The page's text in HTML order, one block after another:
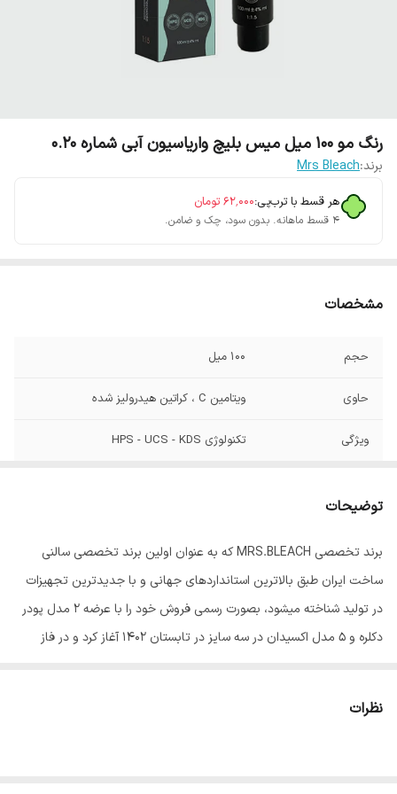
رنگ مو 100 میل میس بلیچ واریاسیون آبی شماره 0.20
برند:Mrs Bleach
هر قسط با ترب‌پی:۶۲٬۰۰۰ تومان
۴ قسط ماهانه. بدون سود، چک و ضامن.
مشخصات
حجم 100 میل
حاوی ویتامین C ، کراتین هیدرولیز شده
ویژگی تکنولوژی HPS - UCS - KDS
توضیحات
برند تخصصی MRS.BLEACH که به عنوان اولین برند تخصصی سالنی
ساخت ایران طبق بالاترین استانداردهای جهانی و با جدیدترین تجهیزات
در تولید شناخته میشود، بصورت رسمی فروش خود را با عرضه 2 مدل پودر
دکلره و 5 مدل اکسیدان در سه سایز در تابستان 1402 آغاز کرد و در فاز
از جمله سیاست های قابل اندیشه در مدیریت این برند، میتوان از بکاربردن
نظرات